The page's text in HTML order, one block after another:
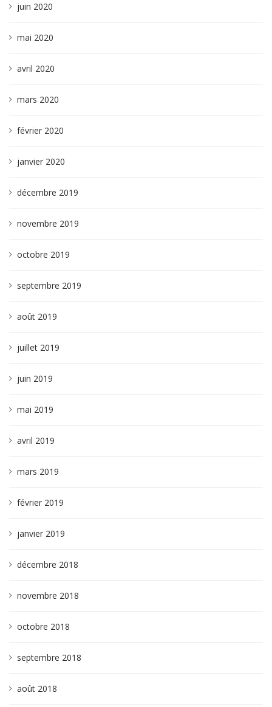
juin 2020
mai 2020
avril 2020
mars 2020
février 2020
janvier 2020
décembre 2019
novembre 2019
octobre 2019
septembre 2019
août 2019
juillet 2019
juin 2019
mai 2019
avril 2019
mars 2019
février 2019
janvier 2019
décembre 2018
novembre 2018
octobre 2018
septembre 2018
août 2018